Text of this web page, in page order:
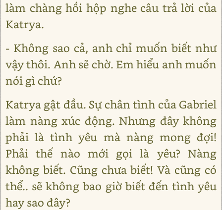
làm chàng hồi hộp nghe câu trả lời của
Katrya.
- Không sao cả, anh chỉ muốn biết như
vậy thôi. Anh sẽ chờ. Em hiểu anh muốn
nói gì chứ?
Katrya gật đầu. Sự chân tình của Gabriel
làm nàng xúc động. Nhưng đây không
phải là tình yêu mà nàng mong đợi!
Phải thế nào mới gọi là yêu? Nàng
không biết. Cũng chưa biết! Và cũng có
thể.. sẽ không bao giờ biết đến tình yêu
hay sao đây?